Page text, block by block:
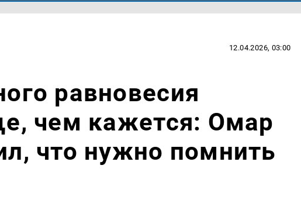
12.04.2026, 03:00
равновесия
чем кажется: Омар
что нужно помнить